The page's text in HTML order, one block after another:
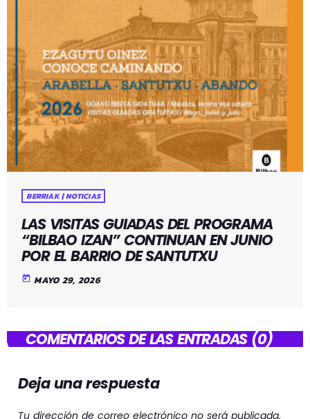
BERRIAK | NOTICIAS
LAS VISITAS GUIADAS DEL PROGRAMA
“BILBAO IZAN” CONTINUAN EN JUNIO
POR EL BARRIO DE SANTUTXU
today MAYO 29, 2026
COMENTARIOS DE LAS ENTRADAS (0)
Deja una respuesta
Tu dirección de correo electrónico no será publicada.